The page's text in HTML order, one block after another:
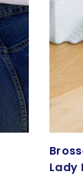
Lady